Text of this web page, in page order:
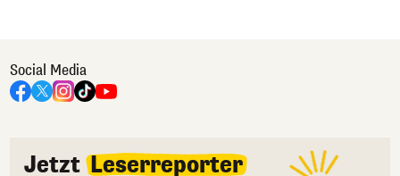
Social Media
Jetzt Leserreporter